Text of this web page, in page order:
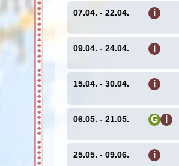
Besonders
Flusstal des Shogawa
Häuser: Sie sind im
schweren
Stockwerke zählenden
begehbar. So könnt
Lebensweise auf dem
07.04. - 22.04. i
09.04. - 24.04. i
15.04. - 30.04. i
06.05. - 21.05. G i
25.05. - 09.06. i